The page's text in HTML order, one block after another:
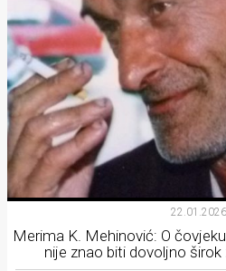
Merima K. Mehinović: O
nije znao biti dovoljno